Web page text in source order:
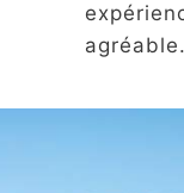
agréable.